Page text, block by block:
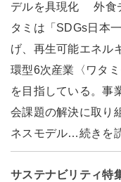
デルを具現化 外食
タミは「SDGs日本
げ、再生可能エネル
環型6次産業〈ワタ
を目指している。事
会課題の解決に取り
ネスモデル…続きを
サステナビリティ特